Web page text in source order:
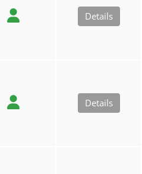
Details
Details